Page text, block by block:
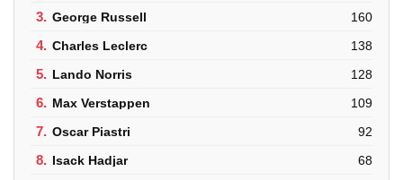
3. George Russell 160
4. Charles Leclerc 138
5. Lando Norris 128
6. Max Verstappen 109
7. Oscar Piastri 92
8. Isack Hadjar 68